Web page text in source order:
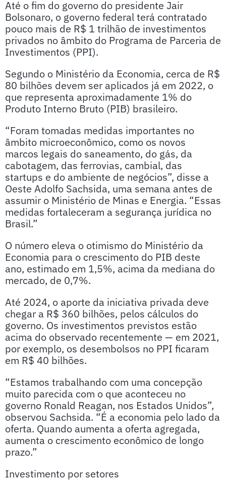
Até o fim do governo do presidente Jair
Bolsonaro, o governo federal terá contratado
pouco mais de R$ 1 trilhão de investimentos
privados no âmbito do Programa de Parceria de
Investimentos (PPI).
Segundo o Ministério da Economia, cerca de R$
80 bilhões devem ser aplicados já em 2022, o
que representa aproximadamente 1% do
Produto Interno Bruto (PIB) brasileiro.
“Foram tomadas medidas importantes no
âmbito microeconômico, como os novos
marcos legais do saneamento, do gás, da
cabotagem, das ferrovias, cambial, das
startups e do ambiente de negócios”, disse a
Oeste Adolfo Sachsida, uma semana antes de
assumir o Ministério de Minas e Energia. “Essas
medidas fortaleceram a segurança jurídica no
Brasil.”
O número eleva o otimismo do Ministério da
Economia para o crescimento do PIB deste
ano, estimado em 1,5%, acima da mediana do
mercado, de 0,7%.
Até 2024, o aporte da iniciativa privada deve
chegar a R$ 360 bilhões, pelos cálculos do
governo. Os investimentos previstos estão
acima do observado recentemente — em 2021,
por exemplo, os desembolsos no PPI ficaram
em R$ 40 bilhões.
“Estamos trabalhando com uma concepção
muito parecida com o que aconteceu no
governo Ronald Reagan, nos Estados Unidos”,
observou Sachsida. “É a economia pelo lado da
oferta. Quando aumenta a oferta agregada,
aumenta o crescimento econômico de longo
prazo.”
Investimento por setores